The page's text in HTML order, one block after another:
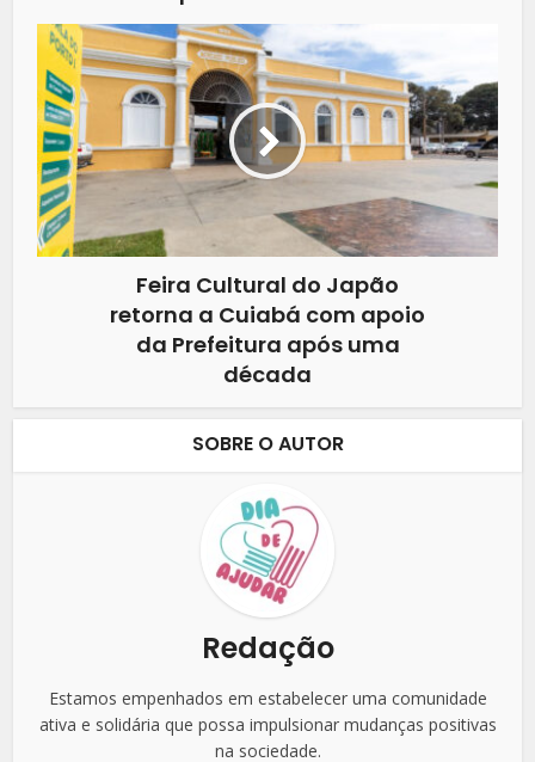
Feira Cultural do Japão
retorna a Cuiabá com apoio
da Prefeitura após uma
década
SOBRE O AUTOR
Redação
Estamos empenhados em estabelecer uma comunidade
ativa e solidária que possa impulsionar mudanças positivas
na sociedade.